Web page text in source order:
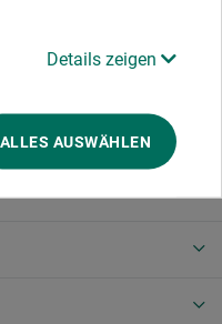
Details zeigen
ALLES AUSWÄHLEN